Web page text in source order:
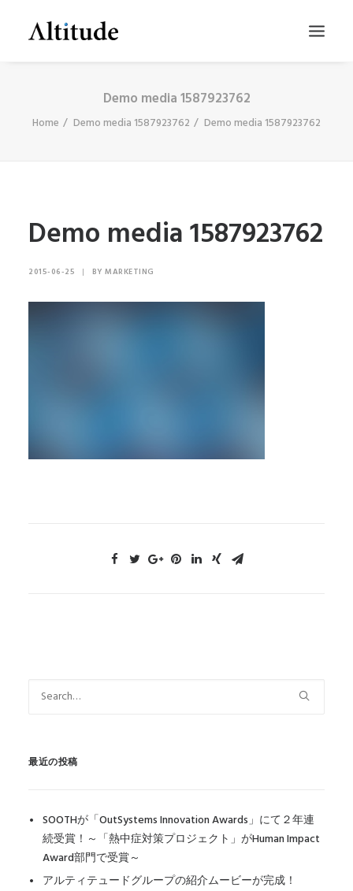
Demo media 1587923762
Home Demo media 1587923762 Demo media 1587923762
Demo media 1587923762
2015-06-25 | BY MARKETING
最近の投稿
SOOTHが「OutSystems Innovation Awards」にて２年連
続受賞！～「熱中症対策プロジェクト」がHuman Impact
Award部門で受賞～
アルティテュードグループの紹介ムービーが完成！